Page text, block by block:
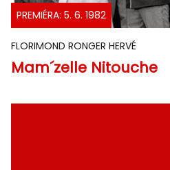
PREMIÉRA: 5. 6. 1982
FLORIMOND RONGER HERVÉ
Mam´zelle Nitouche